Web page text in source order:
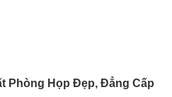
Phòng Họp Đẹp, Đẳng Cấp